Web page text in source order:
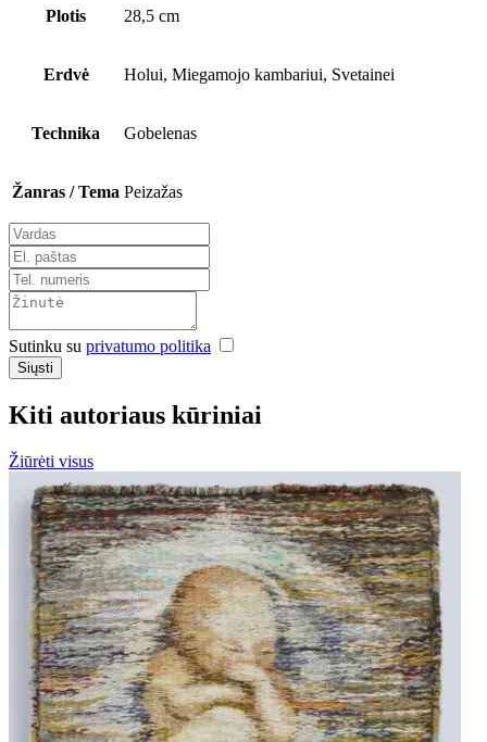
Plotis 28,5 cm
Erdvė Holui, Miegamojo kambariui, Svetainei
Technika Gobelenas
Žanras / Tema Peizažas
Sutinku su privatumo politika
Siųsti
Kiti autoriaus kūriniai
Žiūrėti visus